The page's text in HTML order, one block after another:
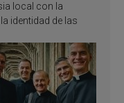
local con la
identidad de las